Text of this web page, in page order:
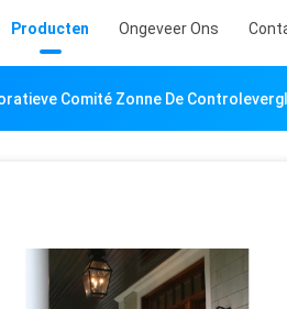
Producten Ongeveer Ons
Comité Zonne De